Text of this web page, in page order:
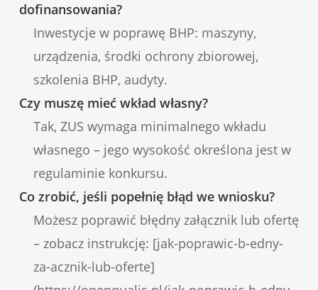
dofinansowania?
Inwestycje w poprawę BHP: maszyny,
urządzenia, środki ochrony zbiorowej,
szkolenia BHP, audyty.
Czy muszę mieć wkład własny?
Tak, ZUS wymaga minimalnego wkładu
własnego – jego wysokość określona jest w
regulaminie konkursu.
Co zrobić, jeśli popełnię błąd we wniosku?
Możesz poprawić błędny załącznik lub ofertę
– zobacz instrukcję: [jak-poprawic-b-edny-
za-acznik-lub-oferte]